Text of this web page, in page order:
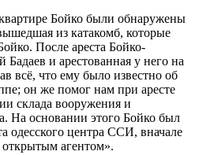
Бойко были обнаружены
из катакомб, которые
После ареста Бойко-
и арестованная у него на
всё, что ему было известно об
он же помог нам при аресте
склада вооружения и
На основании этого Бойко был
одесского центра ССИ, вначале
агентом».